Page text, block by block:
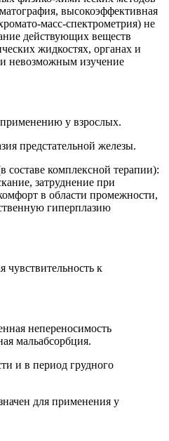
высокоэффективная
масс-спектрометрия) не
действующих веществ
жидкостях, органах и
невозможным изучение
у взрослых.
предстательной железы.
составе комплексной терапии):
затруднение при
в области промежности,
гиперплазию
к
непереносимость
мальабсорбция.
и в период грудного
для применения у